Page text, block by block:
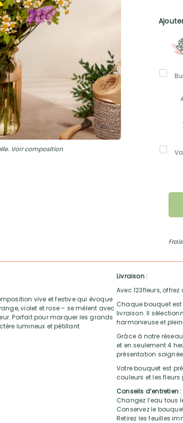
Voir composition
vive et festive qui évoque
violet et rose – se mêlent avec
Parfait pour marquer les grands
lumineux et pétillant.
Livraison :
Avec 123fleurs,
Chaque bouquet
livraison. Il
harmonieuse et
Grâce à notre
et en seulement 4
présentation
Votre bouquet est
couleurs et les
Conseils d’entretien :
Changez l’eau tous
Conservez le
Retirez les feuilles